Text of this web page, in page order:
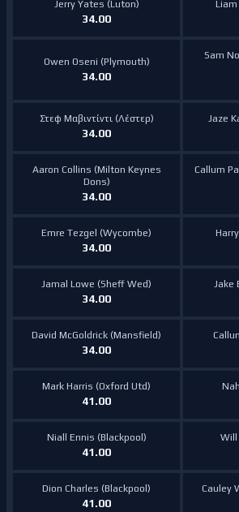
Jerry Yates (Luton)
34.00
Owen Oseni (Plymouth)
34.00
Sam
Στεφ Μαβιντίντι (Λέστερ)
34.00
Jaze
Aaron Collins (Milton Keynes
Dons)
34.00
Callum
Emre Tezgel (Wycombe)
34.00
Jamal Lowe (Sheff Wed)
34.00
Jake
David McGoldrick (Mansfield)
34.00
Mark Harris (Oxford Utd)
41.00
Niall Ennis (Blackpool)
41.00
Will
Dion Charles (Blackpool)
41.00
Cauley